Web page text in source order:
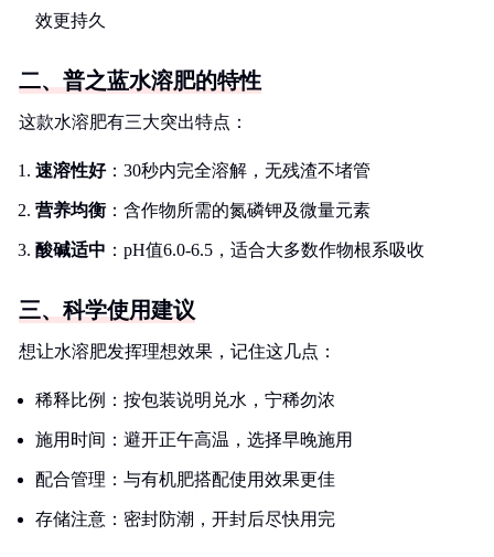
效更持久
二、普之蓝水溶肥的特性
这款水溶肥有三大突出特点：
速溶性好：30秒内完全溶解，无残渣不堵管
营养均衡 ：含作物所需的氮磷钾及微量元素
酸碱适中 ：pH值6.0-6.5，适合大多数作物根系吸收
三、科学使用建议
想让水溶肥发挥理想效果，记住这几点：
稀释比例：按包装说明兑水，宁稀勿浓
施用时间：避开正午高温，选择早晚施用
配合管理：与有机肥搭配使用效果更佳
存储注意：密封防潮，开封后尽快用完